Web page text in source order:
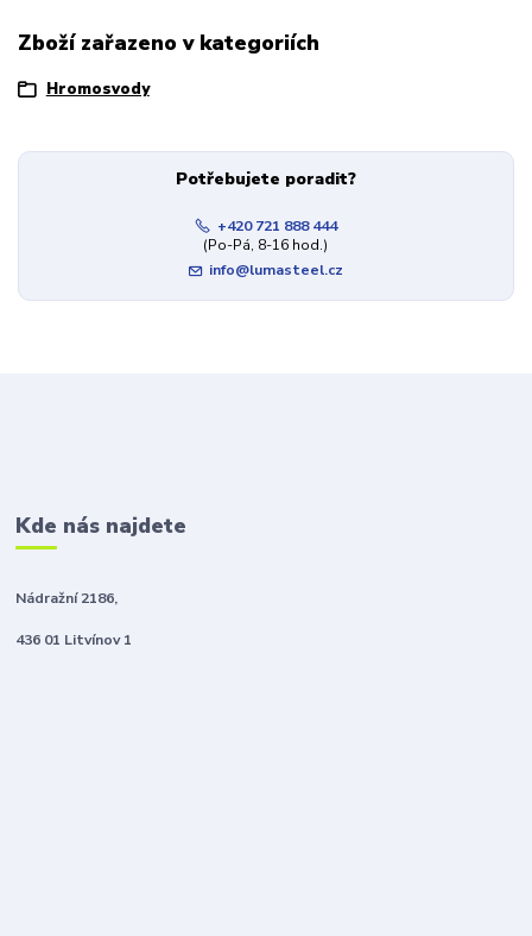
Zboží zařazeno v kategoriích
Hromosvody
Potřebujete poradit?
+420 721 888 444
(Po-Pá, 8-16 hod.)
info@lumasteel.cz
Kde nás najdete
Nádražní 2186,
436 01 Litvínov 1